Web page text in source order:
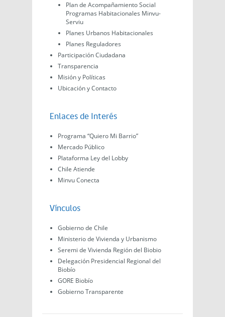
Plan de Acompañamiento Social
Programas Habitacionales Minvu-
Serviu
Planes Urbanos Habitacionales
Planes Reguladores
Participación Ciudadana
Transparencia
Misión y Políticas
Ubicación y Contacto
Enlaces de Interés
Programa “Quiero Mi Barrio”
Mercado Público
Plataforma Ley del Lobby
Chile Atiende
Minvu Conecta
Vínculos
Gobierno de Chile
Ministerio de Vivienda y Urbanismo
Seremi de Vivienda Región del Biobio
Delegación Presidencial Regional del
Biobío
GORE Biobío
Gobierno Transparente